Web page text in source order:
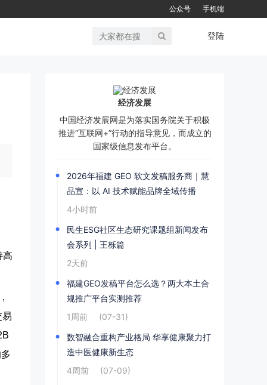
公众号 手机端
登陆
高
易
经济发展
中国经济发展网是为落实国务院关于积极
推进“互联网+”行动的指导意见，而成立的
国家级信息发布平台。
2026年福建 GEO 软文发稿服务商｜慧
品宣：以 AI 技术赋能品牌全域传播
4小时前
民生ESG社区生态研究课题组新闻发布
会系列 | 王栎篇
2天前
福建GEO发稿平台怎么选？两大本土合
规推广平台实测推荐
1周前
(07-31)
数智融合重构产业格局 华享健康聚力打
造中医健康新生态
4周前
(07-09)